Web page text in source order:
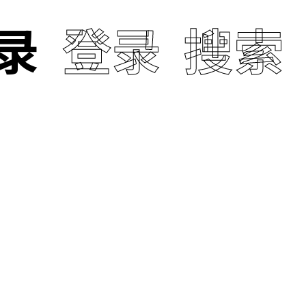
登录 搜索